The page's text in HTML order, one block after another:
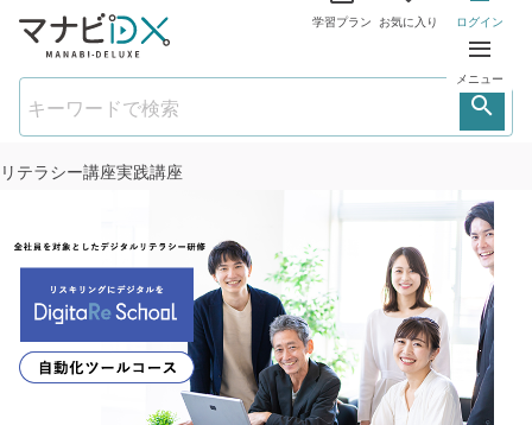
学習プラン お気に入り ログイン
メニュー
リテラシー講座実践講座